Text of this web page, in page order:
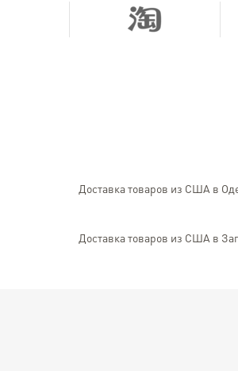
Доставка товаров из США в
Доставка товаров из США в